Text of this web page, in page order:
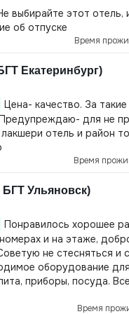
выбирайте этот отель,
об отпуске
Время
Екатеринбург)
Цена- качество. За
для не
отель и район
Время
БГТ Ульяновск)
Понравилось хорошее
и на этаже,
не стесняться и
оборудование
приборы, посуда.
Время